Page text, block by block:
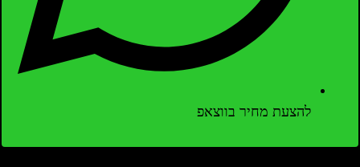
להצעת מחיר בווצאפ